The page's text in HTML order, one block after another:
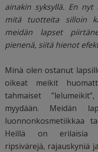
ainakin syksyllä. En
mitä tuotteita silloin
meidän lapset
pienenä, siitä hienot
Minä olen ostanut
oikeat meikit
tahmaiset
myydään. Meidän
luonnonkosmetiikkaa
Heillä on erilaisia
ripsivärejä, rajauskyniä